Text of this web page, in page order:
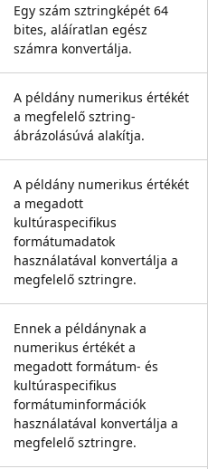
Egy szám sztringképét 64
bites, aláíratlan egész
számra konvertálja.
A példány numerikus értékét
a megfelelő sztring-
ábrázolásúvá alakítja.
A példány numerikus értékét
a megadott
kultúraspecifikus
formátumadatok
használatával konvertálja a
megfelelő sztringre.
Ennek a példánynak a
numerikus értékét a
megadott formátum- és
kultúraspecifikus
formátuminformációk
használatával konvertálja a
megfelelő sztringre.